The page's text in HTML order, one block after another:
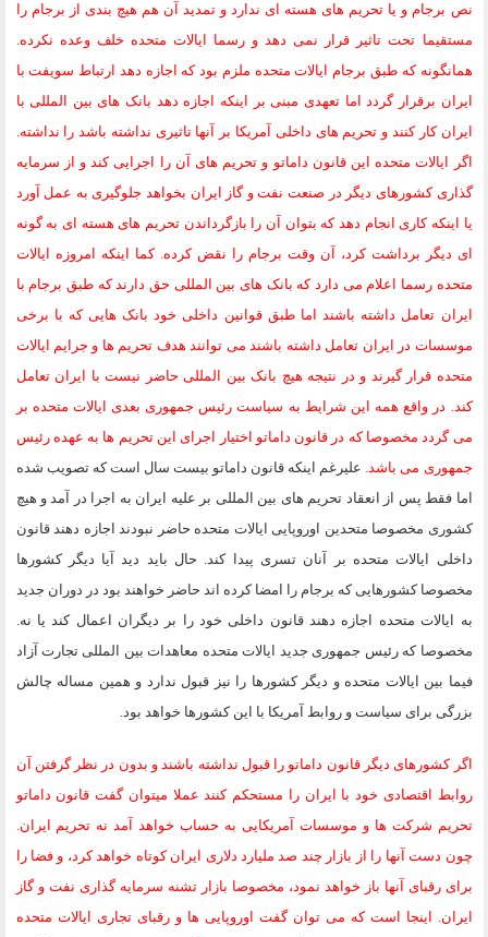
نص برجام و یا تحریم های هسته ای ندارد و تمدید آن هم هیچ بندی از برجام را
مستقیما تحت تاثیر قرار نمی دهد و رسما ایالات متحده خلف وعده نکرده.
همانگونه که طبق برجام ایالات متحده ملزم بود که اجازه دهد ارتباط سویفت با
ایران برقرار گردد اما تعهدی مبنی بر اینکه اجازه دهد بانک های بین المللی با
ایران کار کنند و تحریم های داخلی آمریکا بر آنها تاثیری نداشته باشد را نداشته.
اگر ایالات متحده این قانون داماتو و تحریم های آن را اجرایی کند و از سرمایه
گذاری کشورهای دیگر در صنعت نفت و گاز ایران بخواهد جلوگیری به عمل آورد
یا اینکه کاری انجام دهد که بتوان آن را بازگرداندن تحریم های هسته ای به گونه
ای دیگر برداشت کرد، آن وقت برجام را نقض کرده. کما اینکه امروزه ایالات
متحده رسما اعلام می دارد که بانک های بین المللی حق دارند که طبق برجام با
ایران تعامل داشته باشند اما طبق قوانین داخلی خود بانک هایی که با برخی
موسسات در ایران تعامل داشته باشند می توانند هدف تحریم ها و جرایم ایالات
متحده قرار گیرند و در نتیجه هیچ بانک بین المللی حاضر نیست با ایران تعامل
کند. در واقع همه این شرایط به سیاست رئیس جمهوری بعدی ایالات متحده بر
می گردد مخصوصا که در قانون داماتو اختیار اجرای این تحریم ها به عهده رئیس
جمهوری می باشد. علیرغم اینکه قانون داماتو بیست سال است که تصویب شده
اما فقط پس از انعقاد تحریم های بین المللی بر علیه ایران به اجرا در آمد و هیچ
کشوری مخصوصا متحدین اوروپایی ایالات متحده حاضر نبودند اجازه دهند قانون
داخلی ایالات متحده بر آنان تسری پیدا کند. حال باید دید آیا دیگر کشورها
مخصوصا کشورهایی که برجام را امضا کرده اند حاضر خواهند بود در دوران جدید
به ایالات متحده اجازه دهند قانون داخلی خود را بر دیگران اعمال کند یا نه.
مخصوصا که رئیس جمهوری جدید ایالات متحده معاهدات بین المللی تجارت آزاد
فیما بین ایالات متحده و دیگر کشورها را نیز قبول ندارد و همین مساله چالش
بزرگی برای سیاست و روابط آمریکا با این کشورها خواهد بود.
اگر کشورهای دیگر قانون داماتو را قبول نداشته باشند و بدون در نظر گرفتن آن
روابط اقتصادی خود با ایران را مستحکم کنند عملا میتوان گفت قانون داماتو
تحریم شرکت ها و موسسات آمریکایی به حساب خواهد آمد نه تحریم ایران.
چون دست آنها را از بازار چند صد ملیارد دلاری ایران کوتاه خواهد کرد، و فضا را
برای رقبای آنها باز خواهد نمود، مخصوصا بازار تشنه سرمایه گذاری نفت و گاز
ایران. اینجا است که می توان گفت اوروپایی ها و رقبای تجاری ایالات متحده